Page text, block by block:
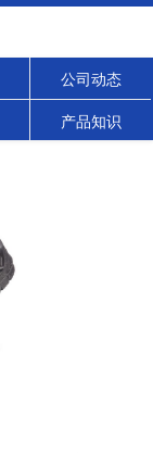
公司动态
产品知识